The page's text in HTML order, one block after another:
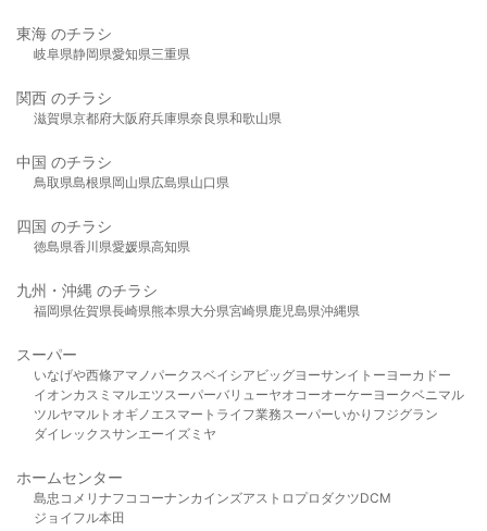
東海 のチラシ
岐阜県静岡県愛知県三重県
関西 のチラシ
滋賀県京都府大阪府兵庫県奈良県和歌山県
中国 のチラシ
鳥取県島根県岡山県広島県山口県
四国 のチラシ
徳島県香川県愛媛県高知県
九州・沖縄 のチラシ
福岡県佐賀県長崎県熊本県大分県宮崎県鹿児島県沖縄県
スーパー
いなげや西條アマノパークスベイシア ビッグヨーサンイトーヨーカドー
イオンカスミ マルエツスーパーバリューヤオコーオーケー ヨークベニマル
ツルヤマルト オギノ エスマート ライフ業務スーパーいかり フジグラン
ダイレックスサンエーイズミヤ
ホームセンター
島忠 コメリ ナフコ コーナンカインズアストロプロダクツDCM
ジョイフル本田